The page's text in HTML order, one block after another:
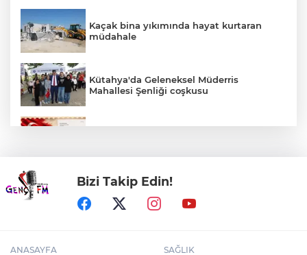
Kaçak bina yıkımında hayat kurtaran
müdahale
Kütahya'da Geleneksel Müderris
Mahallesi Şenliği coşkusu
Eyüpsultan Meydanı'na yeni düzenleme
Bizi Takip Edin!
ANASAYFA SAĞLIK